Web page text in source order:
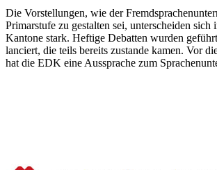
Die Vorstellungen, wie der
Primarstufe zu gestalten sei, unterscheiden sich
Kantone stark. Heftige Debatten wurden
lanciert, die teils bereits zustande kamen. Vor
hat die EDK eine Aussprache zum